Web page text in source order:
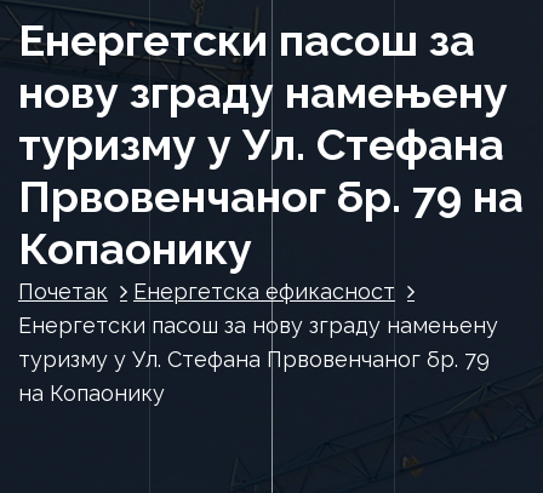
а
ј
Енергетски пасош за
нову зграду намењену
туризму у Ул. Стефана
Првовенчаног бр. 79 на
Копаонику
Почетак
Енергетска ефикасност
Енергетски пасош за нову зграду намењену
туризму у Ул. Стефана Првовенчаног бр. 79
на Копаонику